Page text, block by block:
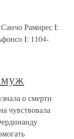
Рамирес I:
I: 1104-
муж
о смерти
чувствовала